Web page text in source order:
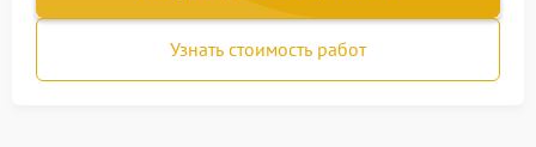
Узнать стоимость работ